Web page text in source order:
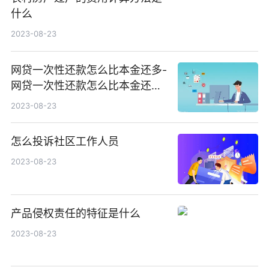
什么
2023-08-23
网贷一次性还款怎么比本金还多-
网贷一次性还款怎么比本金还多
少
2023-08-23
怎么投诉社区工作人员
2023-08-23
产品侵权责任的特征是什么
2023-08-23